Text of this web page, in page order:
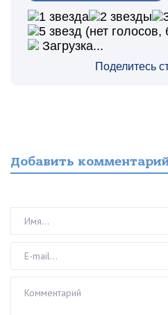
Поделитесь
(нет
Загрузка...
Добавить